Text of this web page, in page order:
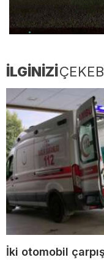
İLGİNİZİ
İki otomobil